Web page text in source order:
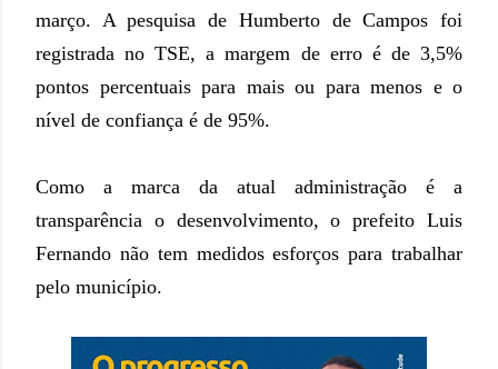
março. A pesquisa de Humberto de Campos foi
registrada no TSE, a margem de erro é de 3,5%
pontos percentuais para mais ou para menos e o
nível de confiança é de 95%.
Como a marca da atual administração é a
transparência o desenvolvimento, o prefeito Luis
Fernando não tem medidos esforços para trabalhar
pelo município.